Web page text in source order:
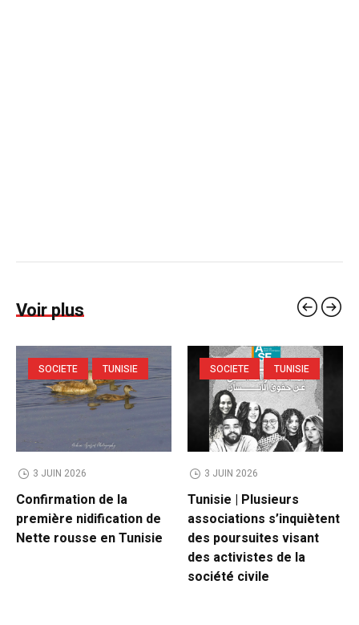
Voir plus
SOCIETE TUNISIE
3 JUIN 2026
Confirmation de la
première nidification de
Nette rousse en Tunisie
SOCIETE TUNISIE
3 JUIN 2026
Tunisie | Plusieurs
associations s’inquiètent
des poursuites visant
des activistes de la
société civile